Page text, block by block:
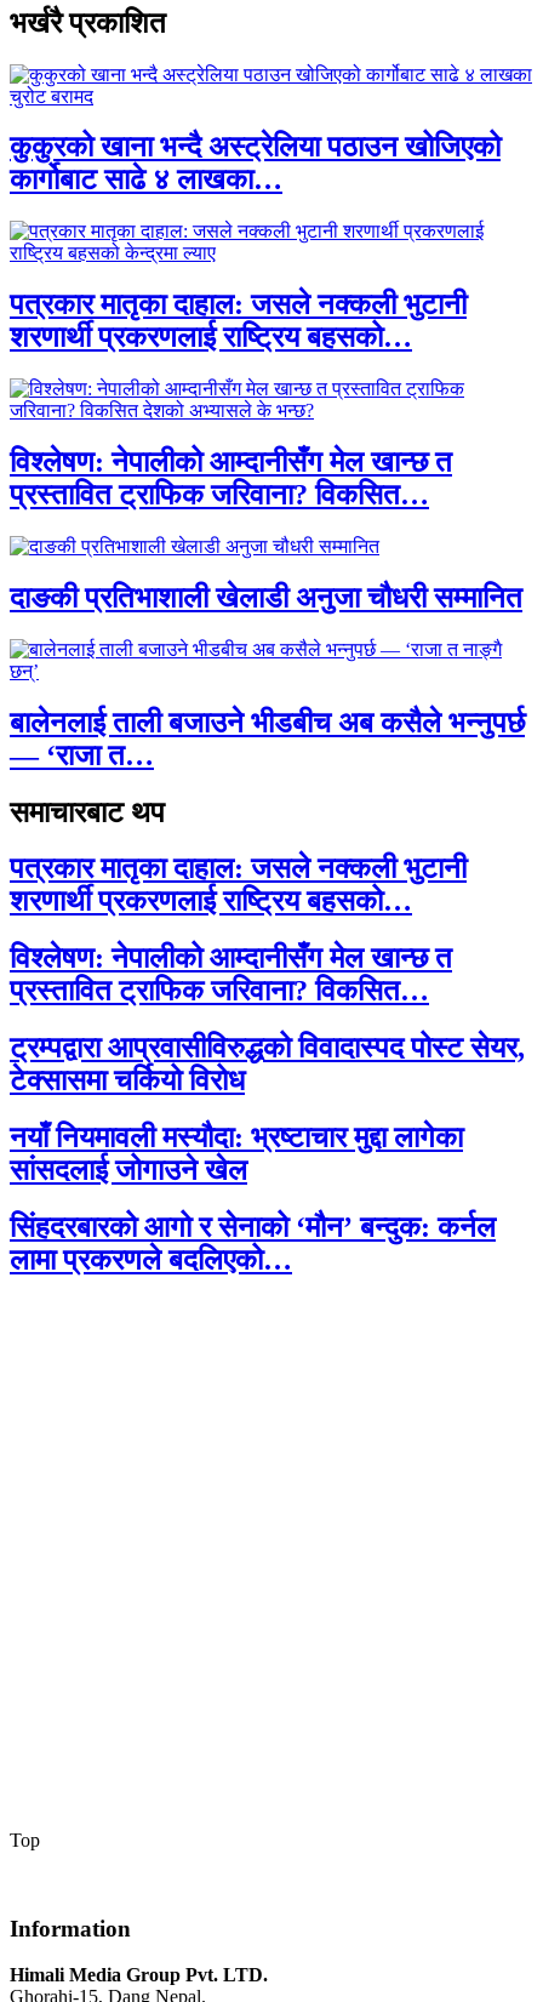
भर्खरै प्रकाशित
कुकुरको खाना भन्दै अस्ट्रेलिया पठाउन खोजिएको
कार्गोबाट साढे ४ लाखका…
पत्रकार मातृका दाहाल: जसले नक्कली भुटानी
शरणार्थी प्रकरणलाई राष्ट्रिय बहसको…
विश्लेषण: नेपालीको आम्दानीसँग मेल खान्छ त
प्रस्तावित ट्राफिक जरिवाना? विकसित…
दाङकी प्रतिभाशाली खेलाडी अनुजा चौधरी सम्मानित
बालेनलाई ताली बजाउने भीडबीच अब कसैले भन्नुपर्छ
— ‘राजा त…
समाचारबाट थप
पत्रकार मातृका दाहाल: जसले नक्कली भुटानी
शरणार्थी प्रकरणलाई राष्ट्रिय बहसको…
विश्लेषण: नेपालीको आम्दानीसँग मेल खान्छ त
प्रस्तावित ट्राफिक जरिवाना? विकसित…
ट्रम्पद्वारा आप्रवासीविरुद्धको विवादास्पद पोस्ट सेयर,
टेक्सासमा चर्कियो विरोध
नयाँ नियमावली मस्यौदा: भ्रष्टाचार मुद्दा लागेका
सांसदलाई जोगाउने खेल
सिंहदरबारको आगो र सेनाको ‘मौन’ बन्दुक: कर्नल
लामा प्रकरणले बदलिएको…
Top
Information
Himali Media Group Pvt. LTD.
Ghorahi-15, Dang Nepal.